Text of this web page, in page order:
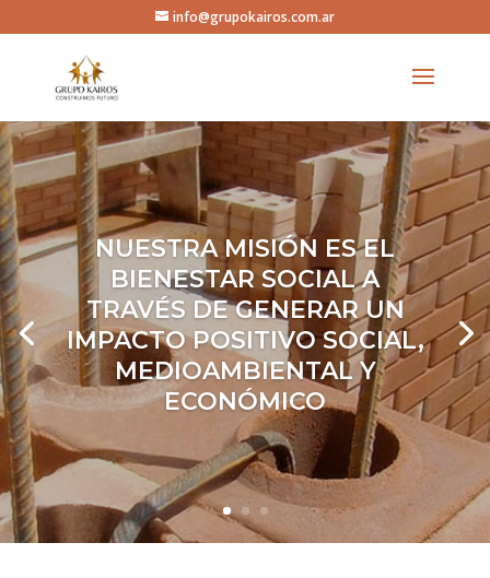
info@grupokairos.com.ar
NUESTRA MISIÓN ES EL
BIENESTAR SOCIAL A
TRAVÉS DE GENERAR UN
IMPACTO POSITIVO SOCIAL,
MEDIOAMBIENTAL Y
ECONÓMICO